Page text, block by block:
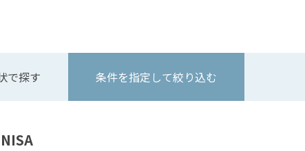
で探す 条件を指定して絞り込む